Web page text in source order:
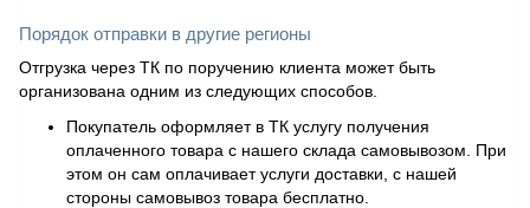
Порядок отправки в другие регионы
Отгрузка через ТК по поручению клиента может быть
организована одним из следующих способов.
Покупатель оформляет в ТК услугу получения
оплаченного товара с нашего склада самовывозом. При
этом он сам оплачивает услуги доставки, с нашей
стороны самовывоз товара бесплатно.